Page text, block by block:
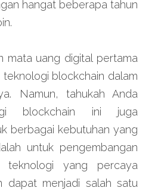
hangat beberapa tahun
mata uang digital pertama
blockchain dalam
Namun, tahukah Anda
blockchain ini juga
berbagai kebutuhan yang
untuk pengembangan
teknologi yang percaya
dapat menjadi salah satu